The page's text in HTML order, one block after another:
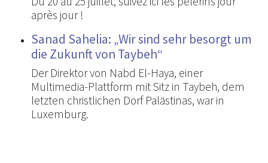
après jour !
Sanad Sahelia: „Wir sind sehr besorgt um
die Zukunft von Taybeh“
Der Direktor von Nabd El-Haya, einer
Multimedia-Plattform mit Sitz in Taybeh, dem
letzten christlichen Dorf Palästinas, war in
Luxemburg.